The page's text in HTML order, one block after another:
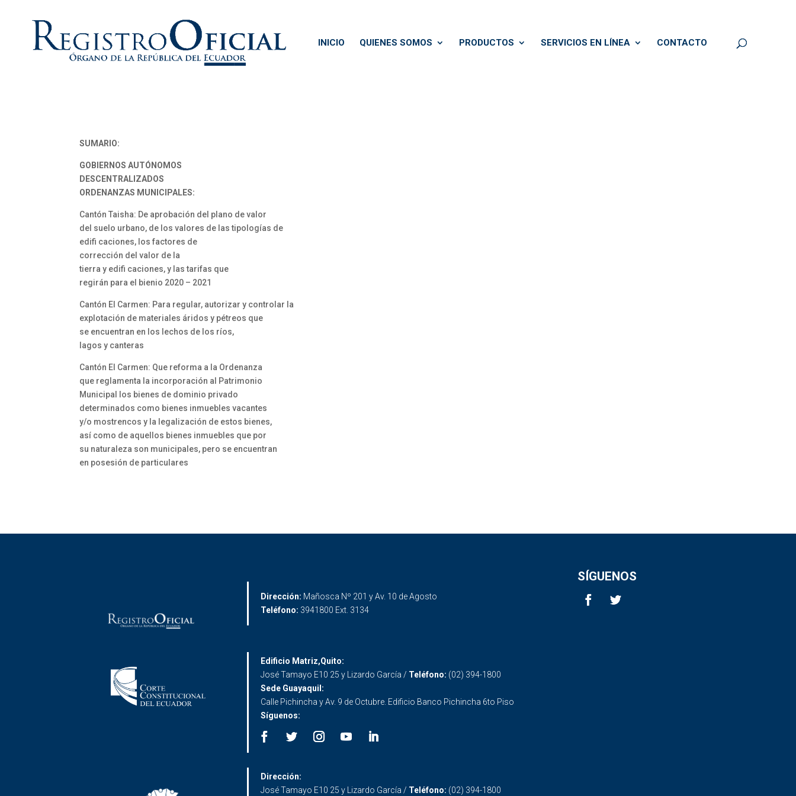
INICIO QUIENES SOMOS PRODUCTOS SERVICIOS EN LÍNEA CONTACTO
SUMARIO:
GOBIERNOS AUTÓNOMOS
DESCENTRALIZADOS
ORDENANZAS MUNICIPALES:
Cantón Taisha: De aprobación del plano de valor
del suelo urbano, de los valores de las tipologías de
edifi caciones, los factores de
corrección del valor de la
tierra y edifi caciones, y las tarifas que
regirán para el bienio 2020 – 2021
Cantón El Carmen: Para regular, autorizar y controlar la
explotación de materiales áridos y pétreos que
se encuentran en los lechos de los ríos,
lagos y canteras
Cantón El Carmen: Que reforma a la Ordenanza
que reglamenta la incorporación al Patrimonio
Municipal los bienes de dominio privado
determinados como bienes inmuebles vacantes
y/o mostrencos y la legalización de estos bienes,
así como de aquellos bienes inmuebles que por
su naturaleza son municipales, pero se encuentran
en posesión de particulares
Dirección: Mañosca Nº 201 y Av. 10 de Agosto
Teléfono: 3941800 Ext. 3134
SÍGUENOS
Edificio Matriz,Quito:
José Tamayo E10 25 y Lizardo García / Teléfono: (02) 394-1800
Sede Guayaquil:
Calle Pichincha y Av. 9 de Octubre. Edificio Banco Pichincha 6to Piso
Síguenos:
Dirección:
José Tamayo E10 25 y Lizardo García / Teléfono: (02) 394-1800